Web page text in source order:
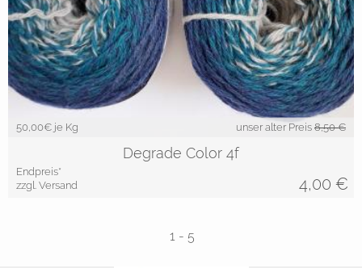
50,00€ je Kg unser alter Preis 8,50 €
Degrade Color 4f
Endpreis*
zzgl. Versand
4,00 €
1 - 5